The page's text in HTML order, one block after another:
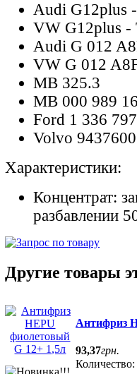
Audi G12plus
VW G12plus -
Audi G 012
VW G 012
MB 325.3
MB 000 989
Ford 1 336 797
Volvo 9437600
Характеристики:
Концентрат:
разбавлении
Другие товары
Антифриз
93,37грн.
Количество: